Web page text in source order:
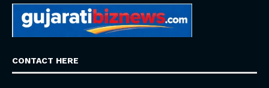
CONTACT HERE